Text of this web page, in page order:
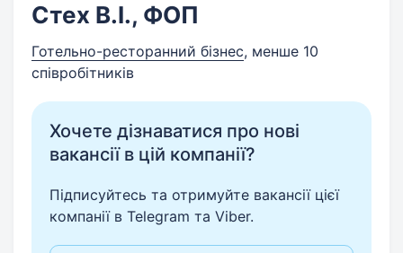
Стех В.І., ФОП
Готельно-ресторанний бізнес, менше 10
співробітників
Хочете дізнаватися про нові
вакансії в цій компанії?
Підписуйтесь та отримуйте вакансії цієї
компанії в Telegram та Viber.